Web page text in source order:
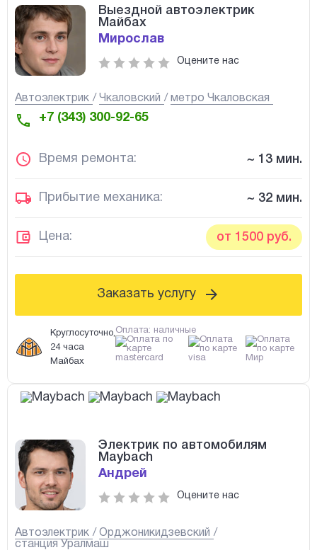
Выездной автоэлектрик
Майбах
Мирослав
Оцените нас
Автоэлектрик Чкаловский метро Чкаловская
+7 (343) 300-92-65
Время ремонта: ~ 13 мин.
Прибытие механика: ~ 32 мин.
Цена: от 1500 руб.
Заказать услугу
Круглосуточно,
24 часа
Майбах
Оплата: наличные
Электрик по автомобилям
Maybach
Андрей
Оцените нас
Автоэлектрик
Орджоникидзевский
станция Уралмаш